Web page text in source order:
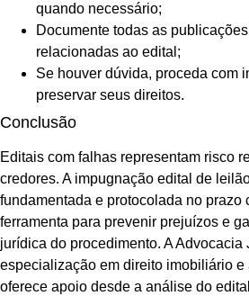
quando necessário;
Documente todas as
relacionadas ao edital;
Se houver dúvida, proceda com
preservar seus direitos.
Conclusão
Editais com falhas representam risco
credores. A impugnação edital de
fundamentada e protocolada no prazo
ferramenta para prevenir prejuízos e
jurídica do procedimento. A Advocacia
especialização em direito imobiliário
oferece apoio desde a análise do